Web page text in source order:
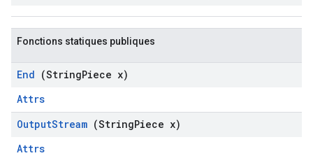
Fonctions statiques publiques
End (StringPiece x)
Attrs
OutputStream (StringPiece x)
Attrs